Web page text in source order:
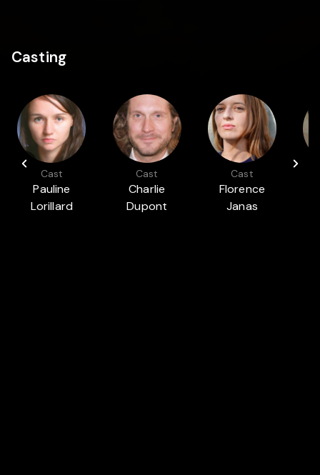
Casting
Cast
Pauline
Lorillard
Cast
Charlie
Dupont
Cast
Florence
Janas